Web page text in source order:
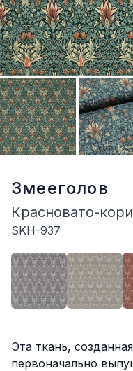
Змееголов
Красновато-
SKH-937
Описание
Эта ткань,
первоначально